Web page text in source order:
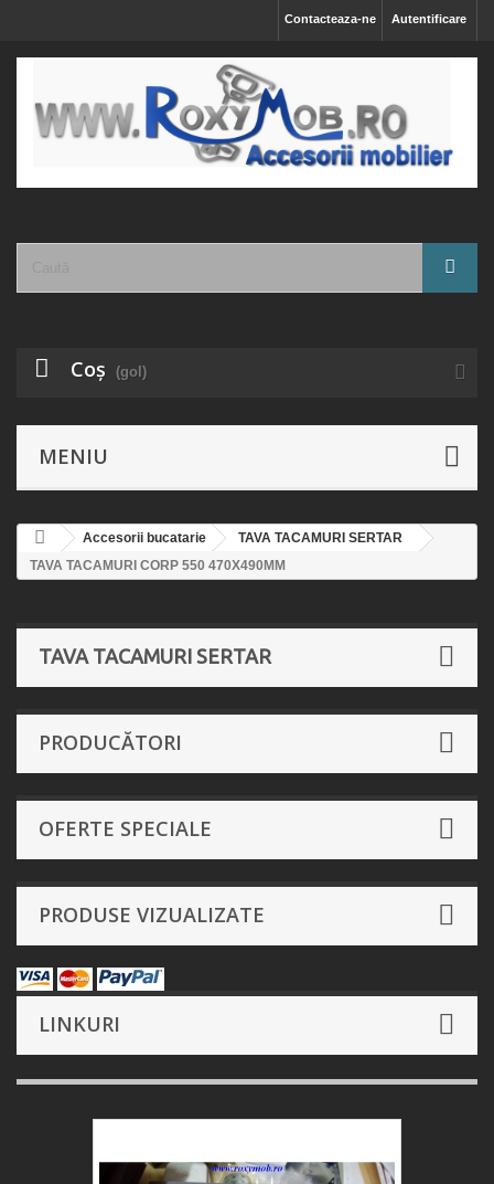
Autentificare
Contacteaza-ne
Coş (gol)
MENIU
Accesorii bucatarie
TAVA TACAMURI SERTAR
TAVA TACAMURI CORP 550 470X490MM
TAVA TACAMURI SERTAR
PRODUCĂTORI
OFERTE SPECIALE
PRODUSE VIZUALIZATE
LINKURI